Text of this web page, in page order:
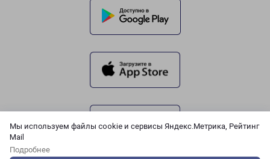
Мы используем файлы cookie и сервисы Яндекс.Метрика, Рейтинг
Mail
Подробнее